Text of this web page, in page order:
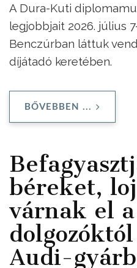
A Dura-Kuti
legjobbjait 2026. július
Benczúrban láttuk
díjátadó keretében.
BŐVEBBEN ...
béreket,
várnak el a
Audi-